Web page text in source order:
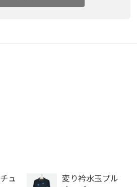
ュ
変り衿水玉プル